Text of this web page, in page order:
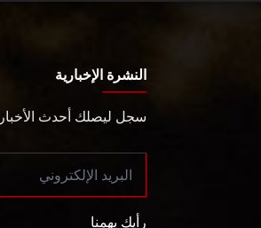
النشرة الإخبارية
سجل ليصلك أحدث الأخبار
رأيك يهمنا